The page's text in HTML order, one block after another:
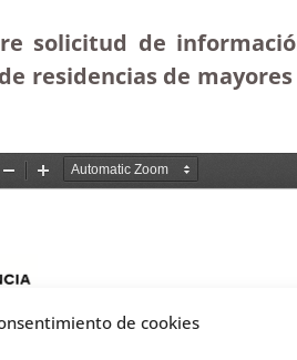
de cookies
solicitud de
residencias de